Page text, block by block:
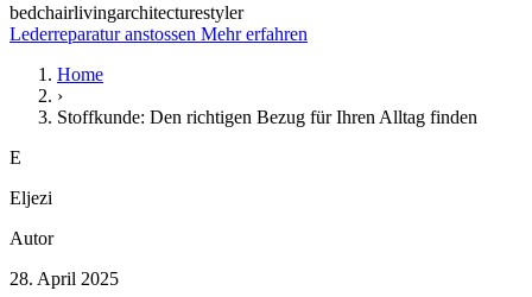
bedchairlivingarchitecturestyler
Lederreparatur anstossen Mehr erfahren
Home
›
Stoffkunde: Den richtigen Bezug für Ihren Alltag finden
E
Eljezi
Autor
28. April 2025